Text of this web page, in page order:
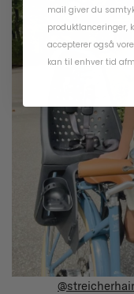
@streicherhair
mail giver du
produktlanceringer,
accepterer også
kan til enhver tid